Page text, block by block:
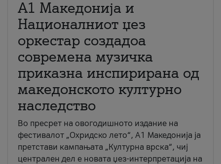
А1 Македонија и
Националниот џез
оркестар создадоа
современа музичка
приказна инспирирана од
македонското културно
наследство
Во пресрет на овогодишното издание на
фестивалот „Охридско лето“, А1 Македонија ја
претстави кампањата „Културна врска“, чиј
централен дел е новата џез-интерпретација на